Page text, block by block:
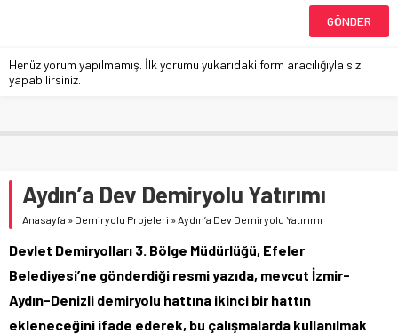
Henüz yorum yapılmamış. İlk yorumu yukarıdaki form aracılığıyla siz
yapabilirsiniz.
Aydın’a Dev Demiryolu Yatırımı
Anasayfa » Demiryolu Projeleri »Aydın’a Dev Demiryolu Yatırımı
Devlet Demiryolları 3. Bölge Müdürlüğü, Efeler
Belediyesi’ne gönderdiği resmi yazıda, mevcut İzmir-
Aydın-Denizli demiryolu hattına ikinci bir hattın
ekleneceğini ifade ederek, bu çalışmalarda kullanılmak